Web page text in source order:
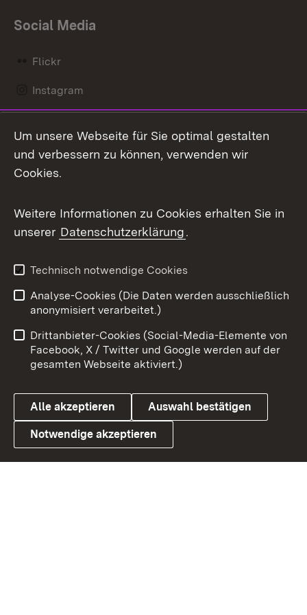
Social Media
Flickr
Instagram
Mastodon
Messenger
Social Wall
X / Twitter
Youtube
Link zum Landesportal
Benutzungshinweise
Barrierefreiheit
Datenschutz
Cookies
Um unsere Webseite für Sie optimal gestalten
und verbessern zu können, verwenden wir
Cookies.
Weitere Informationen zu Cookies erhalten Sie in
unserer Datenschutzerklärung.
Technisch notwendige Cookies
Analyse-Cookies (Die Daten werden ausschließlich
anonymisiert verarbeitet.)
Drittanbieter-Cookies (Social-Media-Elemente von
Facebook, X / Twitter und Google werden auf der
gesamten Webseite aktiviert.)
Alle akzeptieren Auswahl bestätigen
Notwendige akzeptieren